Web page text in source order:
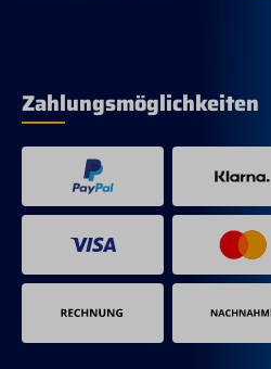
Zahlungsmöglichkeiten